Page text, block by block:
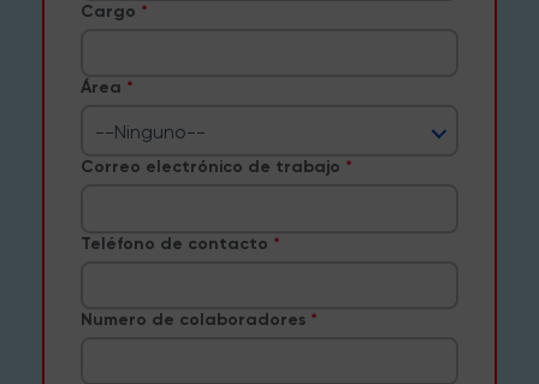
Cargo
Área
--Ninguno--
Correo electrónico de trabajo
Teléfono de contacto
Numero de colaboradores